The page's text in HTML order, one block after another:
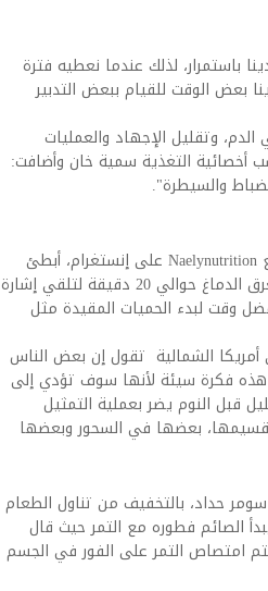
باستمرار، لذلك عندما نعطيه فترة
بعض الوقت للقيام ببعض التدبير
وتقليل الإجهاد والعمليات
أخصائية التغذية سمية خان وأضافت:
والسيطرة".
ومن النصائح التي قدمتها أخصائية التغذية أبرار نالي، من موقع Naelynutrition على إنستغرام، أبطئ
من سرعتك عند تناول الطعام، خذ الوقت الكافي للمضغ، يستغرق الدماغ حوالي 20 دقيقة لتلقي إشارة
وقت لبدء الحميات المقيدة مثل
أمريكا الشمالية تقول إن بعض الناس
هذه فكرة سيئة لأنها سوف تؤدي إلى
قبل النوم يضر بعملية التمثيل
وتقسيمها، بعضها في السحور وبعضها
حداد، بالتخفيف من تناول الطعام
الصائم فطوره مع التمر حيث قال
لذلك يتم امتصاص التمر على الفور في الجسم